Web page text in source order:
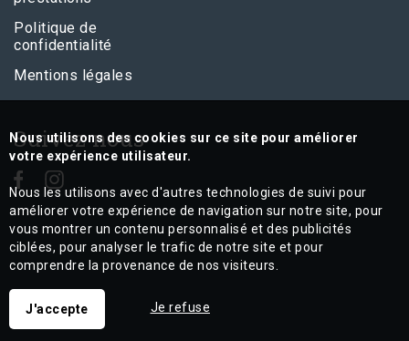
Politique de
confidentialité
Mentions légales
Suivez nous
Nous utilisons des cookies sur ce site pour améliorer
votre expérience utilisateur.
Nous les utilisons avec d'autres technologies de suivi pour
améliorer votre expérience de navigation sur notre site, pour
vous montrer un contenu personnalisé et des publicités
ciblées, pour analyser le trafic de notre site et pour
comprendre la provenance de nos visiteurs.
J'accepte Je refuse